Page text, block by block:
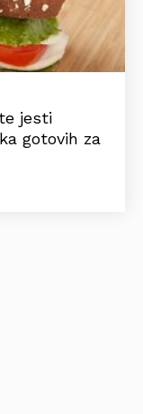
jesti
gotovih za